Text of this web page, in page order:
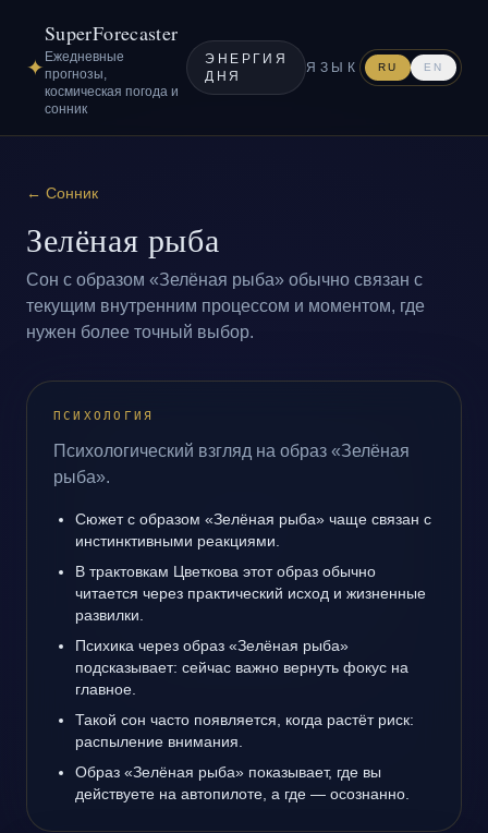
✦
SuperForecaster
Ежедневные
прогнозы,
космическая погода и
сонник
ЭНЕРГИЯ
ДНЯ
ЯЗЫК RU EN
← Сонник
Зелёная рыба
Сон с образом «Зелёная рыба» обычно связан с
текущим внутренним процессом и моментом, где
нужен более точный выбор.
ПСИХОЛОГИЯ
Психологический взгляд на образ «Зелёная
рыба».
Сюжет с образом «Зелёная рыба» чаще связан с
инстинктивными реакциями.
В трактовкам Цветкова этот образ обычно
читается через практический исход и жизненные
развилки.
Психика через образ «Зелёная рыба»
подсказывает: сейчас важно вернуть фокус на
главное.
Такой сон часто появляется, когда растёт риск:
распыление внимания.
Образ «Зелёная рыба» показывает, где вы
действуете на автопилоте, а где — осознанно.